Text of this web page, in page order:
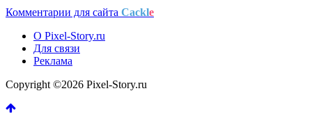
Комментарии для сайта Cackle
О Pixel-Story.ru
Для связи
Реклама
Copyright ©2026 Pixel-Story.ru